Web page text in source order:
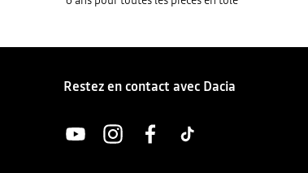
Restez en contact avec Dacia